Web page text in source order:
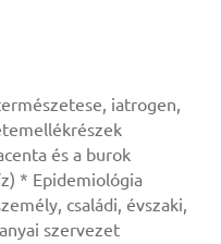
iatrogen,
és a burok
* Epidemiológia
családi, évszaki,
szervezet